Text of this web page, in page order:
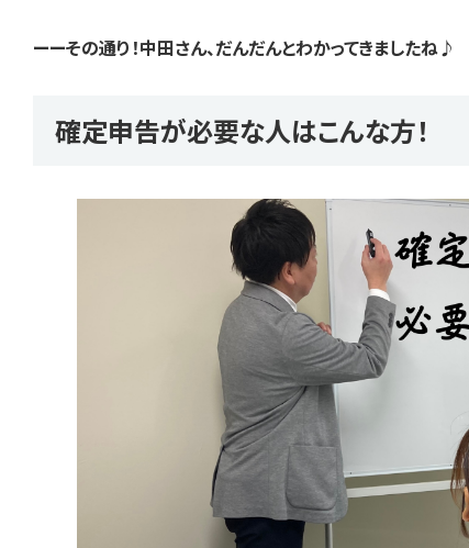
ーーその通り！中田さん、だんだんとわかってきましたね♪
確定申告が必要な人はこんな方！